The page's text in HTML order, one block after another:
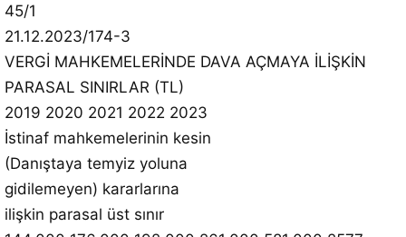
45/1
21.12.2023/174-3
VERGİ MAHKEMELERİNDE DAVA AÇMAYA İLİŞKİN
PARASAL SINIRLAR (TL)
2019 2020 2021 2022 2023
İstinaf mahkemelerinin kesin
(Danıştaya temyiz yoluna
gidilemeyen) kararlarına
ilişkin parasal üst sınır